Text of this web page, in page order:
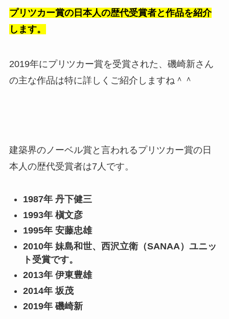
プリツカー賞の日本人の歴代受賞者と作品を紹介
します。
2019年にプリツカー賞を受賞された、磯崎新さん
の主な作品は特に詳しくご紹介しますね＾＾
建築界のノーベル賞と言われるプリツカー賞の日
本人の歴代受賞者は7人です。
1987年 丹下健三
1993年 槇文彦
1995年 安藤忠雄
2010年 妹島和世、西沢立衛（SANAA）ユニッ
ト受賞です。
2013年 伊東豊雄
2014年 坂茂
2019年 磯崎新